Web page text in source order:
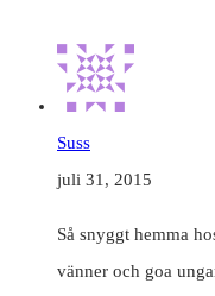
Suss
juli 31, 2015
Så snyggt hemma
vänner och goa